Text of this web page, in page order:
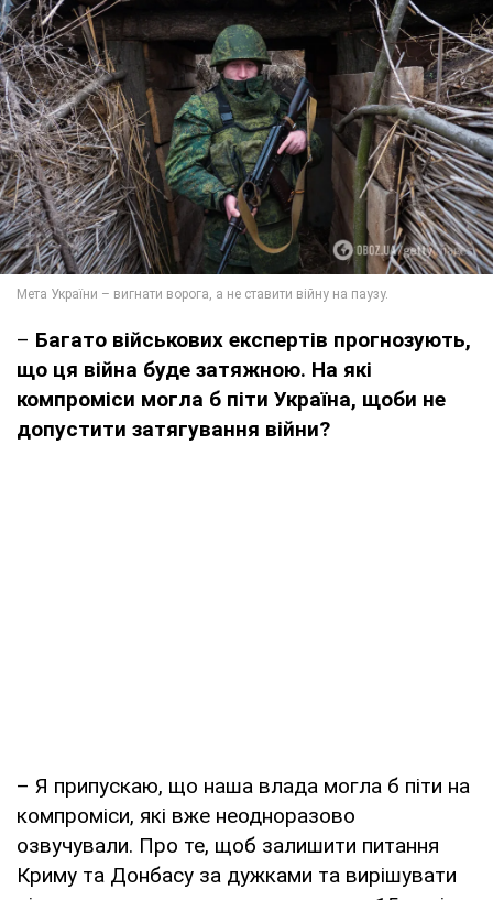
– Багато військових експертів прогнозують,
що ця війна буде затяжною. На які
компроміси могла б піти Україна, щоби не
допустити затягування війни?
– Я припускаю, що наша влада могла б піти на
компроміси, які вже неодноразово
озвучували. Про те, щоб залишити питання
Криму та Донбасу за дужками та вирішувати